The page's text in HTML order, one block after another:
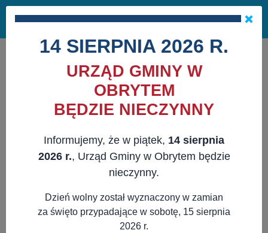
Masz pytania? 29 741 10 04
NAPISZ DO NAS
×
14 SIERPNIA 2026 R.
URZĄD GMINY W
OBRYTEM
BĘDZIE NIECZYNNY
Informujemy, że w piątek, 14 sierpnia
2026 r., Urząd Gminy w Obrytem będzie
nieczynny.
Dzień wolny został wyznaczony w zamian
za święto przypadające w sobotę, 15 sierpnia
2026 r.